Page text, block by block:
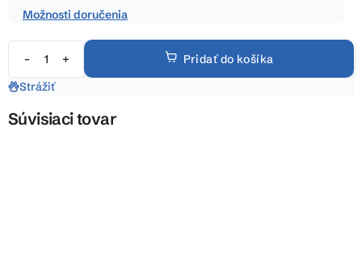
Možnosti doručenia
Pridať do košíka
Strážiť
Súvisiaci tovar